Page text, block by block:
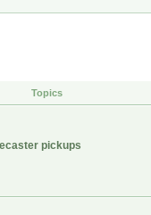
Topics
pickups